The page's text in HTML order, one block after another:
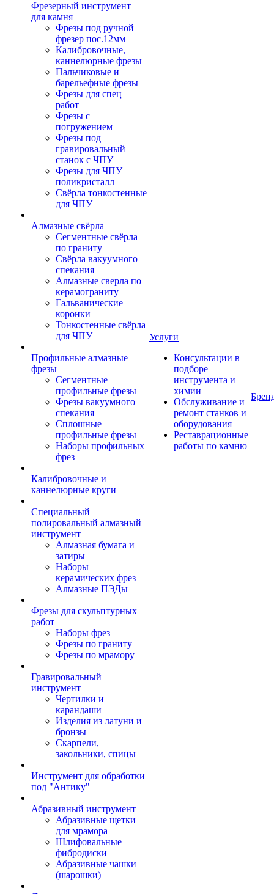
Фрезерный инструмент
для камня
Фрезы под ручной
фрезер пос.12мм
Калибровочные,
каннелюрные фрезы
Пальчиковые и
барельефные фрезы
Фрезы для спец
работ
Фрезы с
погружением
Фрезы под
гравировальный
станок с ЧПУ
Фрезы для ЧПУ
поликристалл
Свёрла тонкостенные
для ЧПУ
Алмазные свёрла
Сегментные свёрла
по граниту
Свёрла вакуумного
спекания
Алмазные сверла по
керамограниту
Гальванические
коронки
Тонкостенные свёрла
для ЧПУ
Профильные алмазные
фрезы
Сегментные
профильные фрезы
Фрезы вакуумного
спекания
Сплошные
профильные фрезы
Наборы профильных
фрез
Калибровочные и
каннелюрные круги
Специальный
полировальный алмазный
инструмент
Алмазная бумага и
затиры
Наборы
керамических фрез
Алмазные ПЭДы
Фрезы для скульптурных
работ
Наборы фрез
Фрезы по граниту
Фрезы по мрамору
Гравировальный
инструмент
Чертилки и
карандаши
Изделия из латуни и
бронзы
Скарпели,
закольники, спицы
Инструмент для обработки
под "Антику"
Абразивный инструмент
Абразивные щетки
для мрамора
Шлифовальные
фибродиски
Абразивные чашки
(шарошки)
Услуги
Консультации в
подборе
инструмента и
химии
Обслуживание и
ремонт станков и
оборудования
Реставрационные
работы по камню